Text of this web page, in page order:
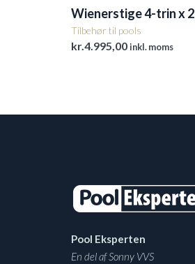
Wienerstige 4-trin x 2
Tilbehør til pools
kr.4.995,00inkl. moms
Pool Eksperten
En del af Sonny VVS